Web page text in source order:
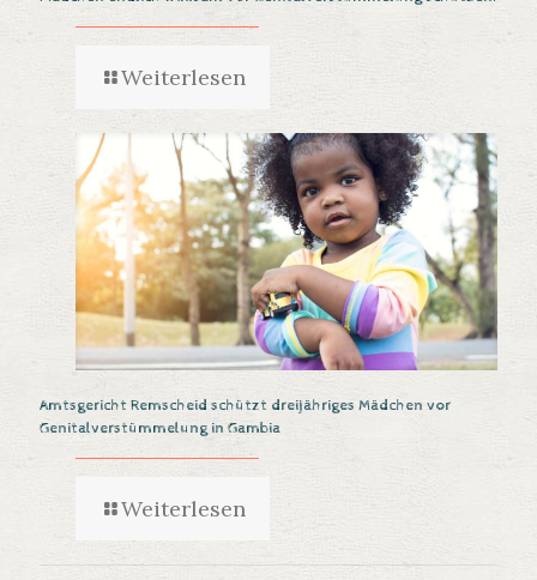
Weiterlesen
Amtsgericht Remscheid schützt dreijähriges Mädchen vor
Genitalverstümmelung in Gambia
Weiterlesen